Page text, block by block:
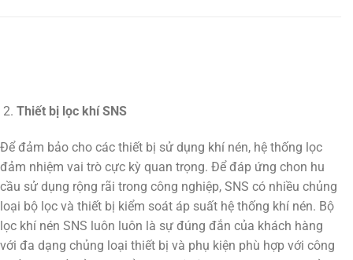
Thiết bị lọc khí SNS
Để đảm bảo cho các thiết bị sử dụng khí nén, hệ thống lọc
đảm nhiệm vai trò cực kỳ quan trọng. Để đáp ứng chon hu
cầu sử dụng rộng rãi trong công nghiệp, SNS có nhiều chủng
loại bộ lọc và thiết bị kiểm soát áp suất hệ thống khí nén. Bộ
lọc khí nén SNS luôn luôn là sự đúng đắn của khách hàng
với đa dạng chủng loại thiết bị và phụ kiện phù hợp với công